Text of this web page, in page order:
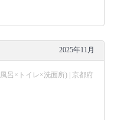
2025年11月
呂×トイレ×洗面所) | 京都府